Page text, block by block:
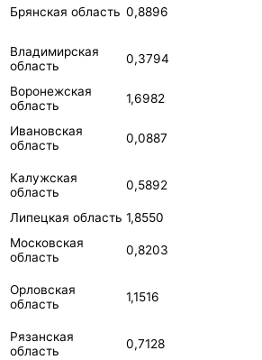
Брянская область 0,8896
Владимирская
область
0,3794
Воронежская
область
1,6982
Ивановская
область
0,0887
Калужская
область
0,5892
Липецкая область 1,8550
Московская
область
0,8203
Орловская
область
1,1516
Рязанская
область
0,7128